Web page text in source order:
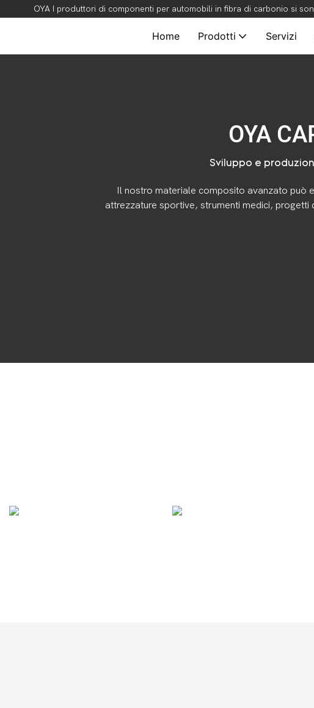
OYA I produttori di componenti per automobili in fibra di carbonio si
Home Prodotti Servizi
OYA
Sviluppo e
Il nostro materiale composito avanzato può
attrezzature sportive, strumenti medici,